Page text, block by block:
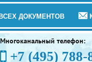
ДОКУМЕНТОВ
Многоканальный телефон:
+7 (495) 788-